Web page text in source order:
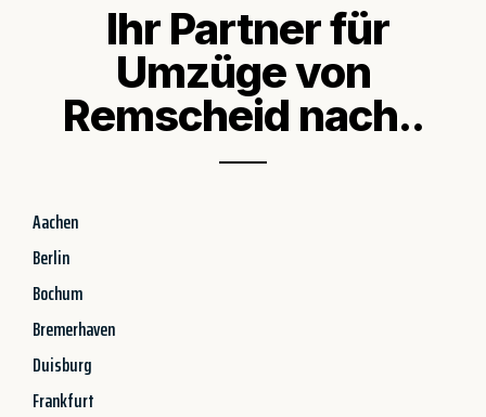
Ihr Partner für
Umzüge von
Remscheid nach..
Aachen
Berlin
Bochum
Bremerhaven
Duisburg
Frankfurt